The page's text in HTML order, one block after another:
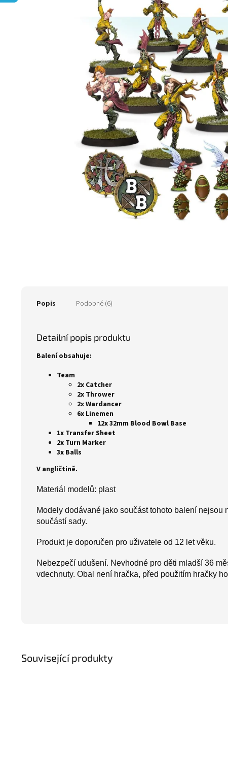
Související produkty
Popis Podobné (6)
Detailní popis produktu
Balení obsahuje:
Team
2x Catcher
2x Thrower
2x Wardancer
6x Linemen
12x 32mm Blood Bowl Base
1x Transfer Sheet
2x Turn Marker
3x Balls
V angličtině.
Materiál modelů: plast
Modely dodávané jako součást tohoto balení
součástí sady.
Produkt je doporučen pro uživatele od 12 let věku.
Nebezpečí udušení. Nevhodné pro děti mladší 36
vdechnuty. Obal není hračka, před použitím hračky